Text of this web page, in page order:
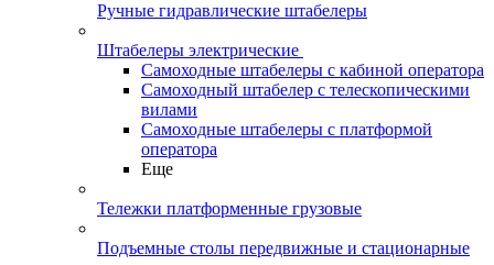
Ручные гидравлические штабелеры
Штабелеры электрические
Самоходные штабелеры с кабиной оператора
Самоходный штабелер с телескопическими
вилами
Самоходные штабелеры с платформой
оператора
Еще
Тележки платформенные грузовые
Подъемные столы передвижные и стационарные